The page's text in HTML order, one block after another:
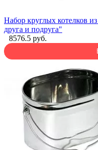
Набор круглых котелков
друга и подруга"
8576.5 руб.